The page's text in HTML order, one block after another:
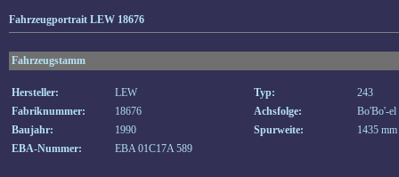
Fahrzeugportrait LEW 18676
Fahrzeugstamm
Hersteller: LEW Typ:
243
Fabriknummer:
18676 Achsfolge:
Bo'Bo'-el
Baujahr:
1990 Spurweite:
1435 mm
EBA-Nummer:
EBA 01C17A 589